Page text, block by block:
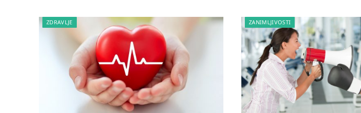
ZDRAVLJE ZANIMLJIVOSTI